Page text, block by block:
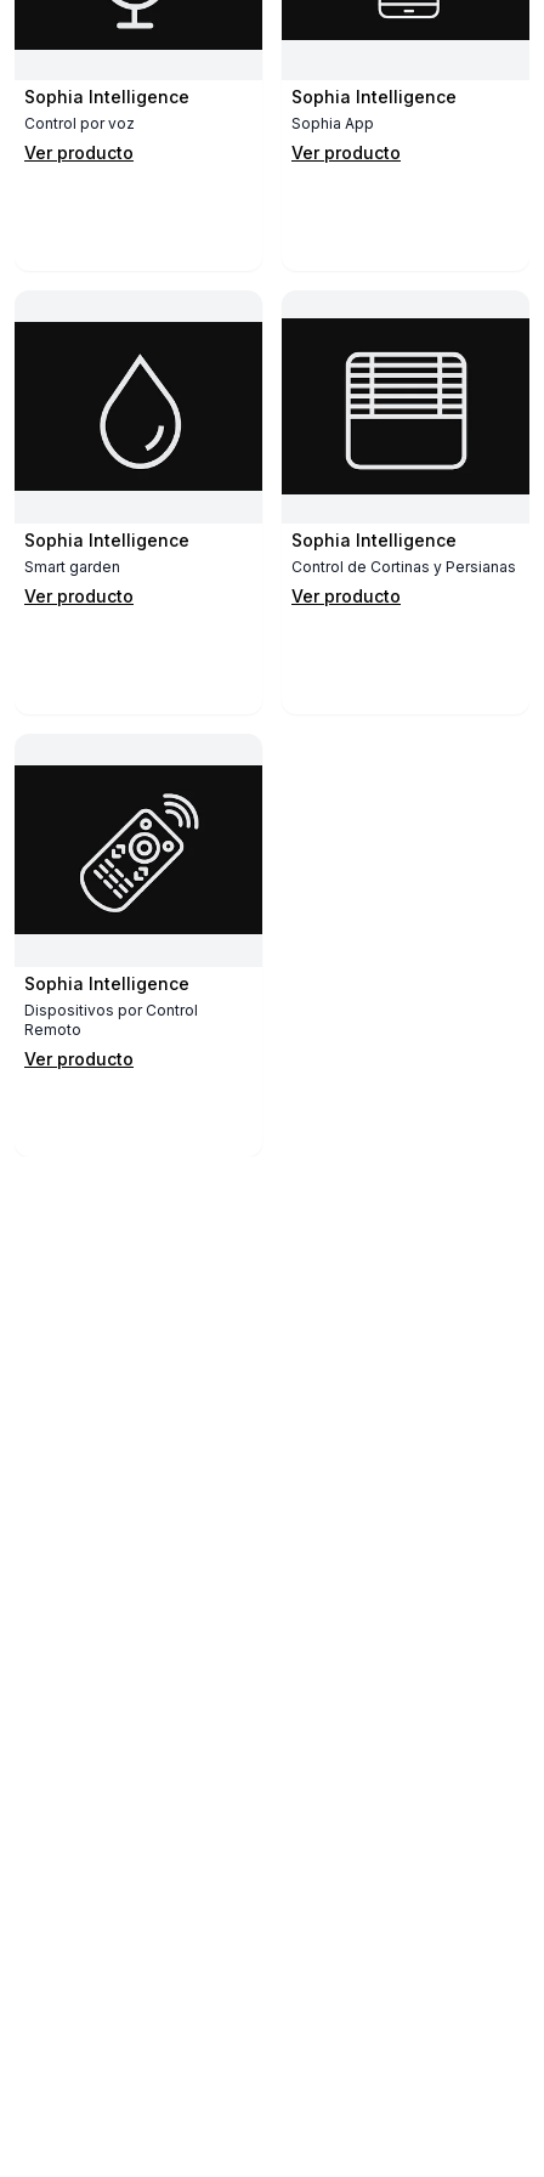
Sophia Intelligence
Control por voz
Ver producto
Sophia Intelligence
Sophia App
Ver producto
Sophia Intelligence
Smart garden
Ver producto
Sophia Intelligence
Control de Cortinas y Persianas
Ver producto
Sophia Intelligence
Dispositivos por Control
Remoto
Ver producto